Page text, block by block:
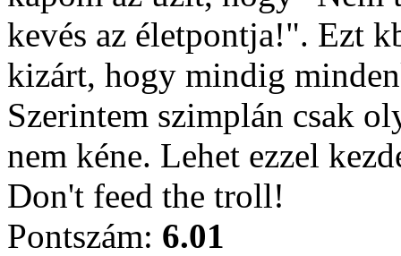
kevés az életpontja!". Ezt
kizárt, hogy mindig
Szerintem szimplán csak
nem kéne. Lehet ezzel
Don't feed the troll!
Pontszám: 6.01